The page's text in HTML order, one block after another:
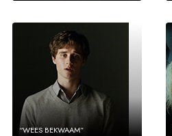
“WEES BEKWAAM”